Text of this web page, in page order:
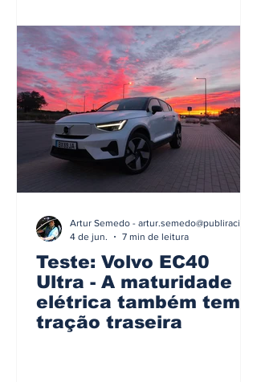
Teste: Volvo EC40
Ultra - A maturidade
elétrica também tem
tração traseira
4 de jun.
7 min de leitura